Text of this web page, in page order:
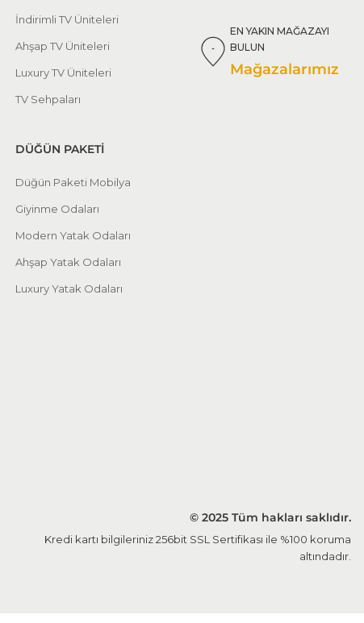
İndirimli TV Üniteleri
Ahşap TV Üniteleri
Luxury TV Üniteleri
TV Sehpaları
DÜĞÜN PAKETİ
Düğün Paketi Mobilya
Giyinme Odaları
Modern Yatak Odaları
Ahşap Yatak Odaları
Luxury Yatak Odaları
EN YAKIN MAĞAZAYI
BULUN
Mağazalarımız
© 2025 Tüm hakları saklıdır.
Kredi kartı bilgileriniz 256bit SSL Sertifikası ile %100 koruma
altındadır.